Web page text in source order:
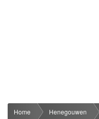
Home Henegouwen